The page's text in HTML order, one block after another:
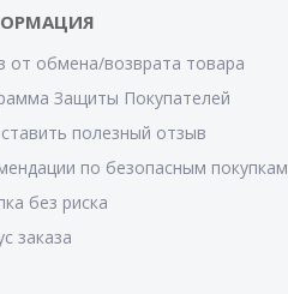
от обмена/возврата товара
Защиты Покупателей
полезный отзыв
по безопасным покупкам
без риска
заказа